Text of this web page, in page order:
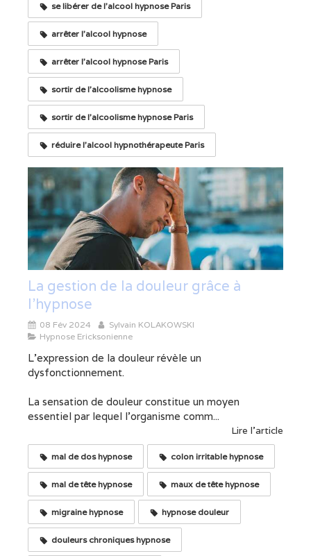
se libérer de l'alcool hypnose Paris
arrêter l'alcool hypnose
arrêter l'alcool hypnose Paris
sortir de l'alcoolisme hypnose
sortir de l'alcoolisme hypnose Paris
réduire l'alcool hypnothérapeute Paris
La gestion de la douleur grâce à
l'hypnose
08 Fév 2024
Sylvain KOLAKOWSKI
Hypnose Ericksonienne
L'expression de la douleur révèle un
dysfonctionnement.
La sensation de douleur constitue un moyen
essentiel par lequel l'organisme comm...
Lire l'article
mal de dos hypnose colon irritable hypnose
mal de tête hypnose maux de tête hypnose
migraine hypnose hypnose douleur
douleurs chroniques hypnose